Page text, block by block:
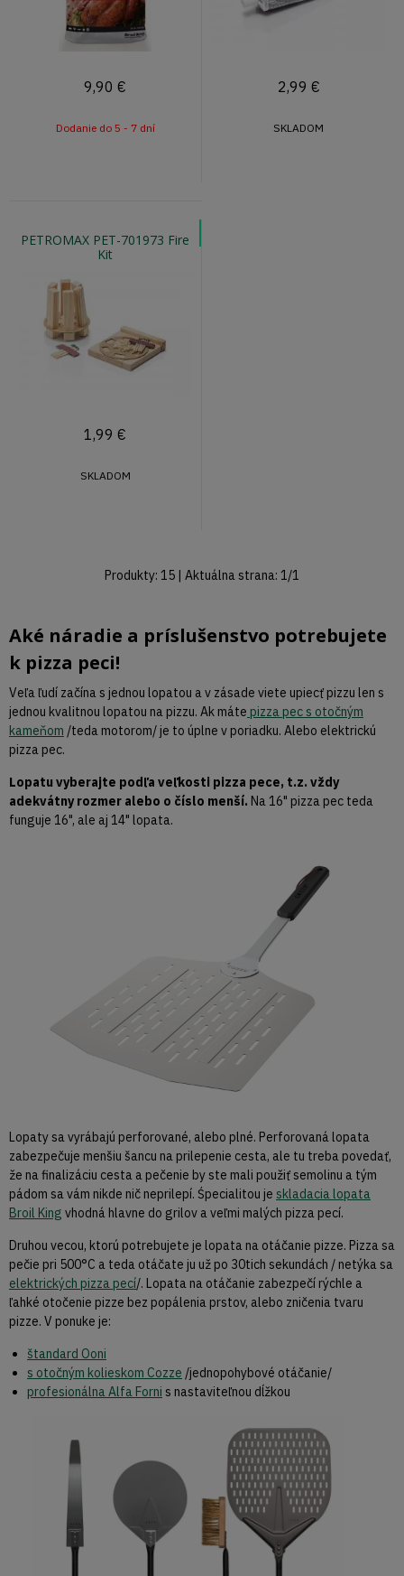
9,90 €
Dodanie do 5 - 7 dní
2,99 €
SKLADOM
PETROMAX PET-701973 Fire
Kit
1,99 €
SKLADOM
Produkty: 15 | Aktuálna strana: 1/1
Aké náradie a príslušenstvo potrebujete
k pizza peci!
Veľa ľudí začína s jednou lopatou a v zásade viete upiecť pizzu len s
jednou kvalitnou lopatou na pizzu. Ak máte pizza pec s otočným
kameňom /teda motorom/ je to úplne v poriadku. Alebo elektrickú
pizza pec.
Lopatu vyberajte podľa veľkosti pizza pece, t.z. vždy
adekvátny rozmer alebo o číslo menší. Na 16" pizza pec teda
funguje 16", ale aj 14" lopata.
Lopaty sa vyrábajú perforované, alebo plné. Perforovaná lopata
zabezpečuje menšiu šancu na prilepenie cesta, ale tu treba povedať,
že na finalizáciu cesta a pečenie by ste mali použiť semolinu a tým
pádom sa vám nikde nič neprilepí. Śpecialitou je skladacia lopata
Broil King vhodná hlavne do grilov a veľmi malých pizza pecí.
Druhou vecou, ktorú potrebujete je lopata na otáčanie pizze. Pizza sa
pečie pri 500°C a teda otáčate ju už po 30tich sekundách / netýka sa
elektrických pizza pecí/. Lopata na otáčanie zabezpečí rýchle a
ľahké otočenie pizze bez popálenia prstov, alebo zničenia tvaru
pizze. V ponuke je:
štandard Ooni
s otočným kolieskom Cozze /jednopohybové otáčanie/
profesionálna Alfa Forni s nastaviteľnou dĺžkou